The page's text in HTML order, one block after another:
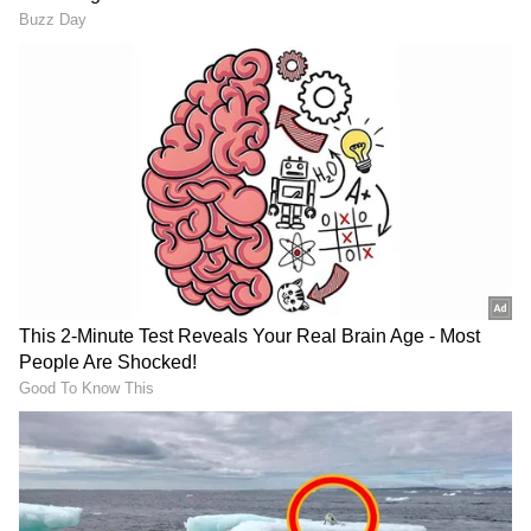
ಸದ್ಯ ಆರೋಪಿಯನ್ನ ಪೊಲೀಸರು ವಶಕ್ಕೆ ಪಡೆದಿದ್ದು ಘಟನೆ
ಸಂಬಂಧ ಆರೋಪಿ ವಿರುದ್ಧ ಹಾರೋಹಳ್ಳಿ ಪೊಲೀಸ್
ಠಾಣೆಯಲ್ಲಿ ಪ್ರಕರಣ ದಾಖಲಾಗಿದೆ. ಕ್ಯಾಮೆರಾದಲ್ಲಿ ಎಷ್ಟು
ವಿಡಿಯೋಗಳು ದಾಖಲಾಗಿವೆ, ಅವುಗಳನ್ನು ಎಲ್ಲಿಗೆ
ಕಳುಹಿಸಲಾಗಿದೆ, ಮತ್ತಾರಾದರೂ ಈ ಕೃತ್ಯದಲ್ಲಿ
ಭಾಗಿಯಾಗಿದ್ದಾರೆಯೇ ಎಂಬ ಎಲ್ಲಾ ಆಯಾಮಗಳಲ್ಲೂ ತನಿಖೆ
ಮುಂದುವರಿದಿದೆ.
RECOMMENDED STORIES